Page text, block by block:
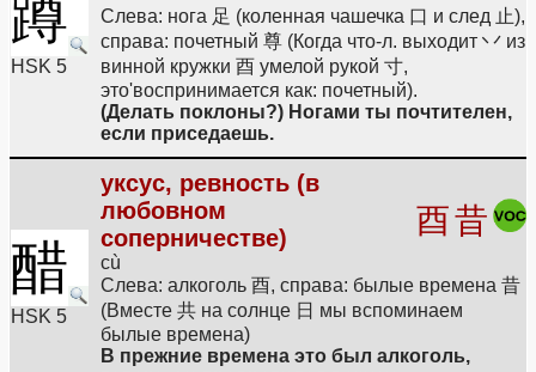
蹲
HSK 5
Слева: нога 足 (коленная чашечка 口 и след 止),
справа: почетный 尊 (Когда что-л. выходит 丷 из
винной кружки 酉 умелой рукой 寸,
это'воспринимается как: почетный).
(Делать поклоны?) Ногами ты почтителен,
если приседаешь.
醋
HSK 5
уксус, ревность (в
любовном
соперничестве)
cù
酉昔
Слева: алкоголь 酉, справа: былые времена 昔
(Вместе 共 на солнце 日 мы вспоминаем
былые времена)
В прежние времена это был алкоголь,